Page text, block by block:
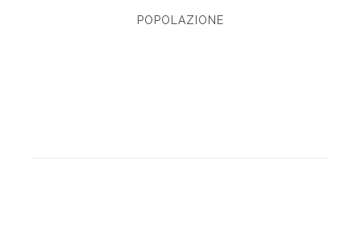
POPOLAZIONE